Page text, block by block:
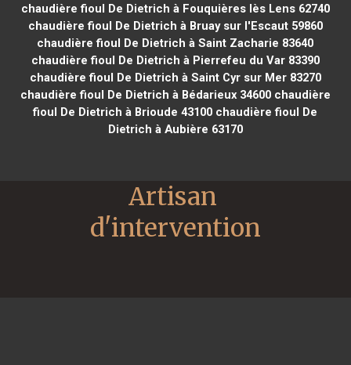
chaudière fioul De Dietrich à Fouquières lès Lens 62740
chaudière fioul De Dietrich à Bruay sur l'Escaut 59860
chaudière fioul De Dietrich à Saint Zacharie 83640
chaudière fioul De Dietrich à Pierrefeu du Var 83390
chaudière fioul De Dietrich à Saint Cyr sur Mer 83270
chaudière fioul De Dietrich à Bédarieux 34600chaudière
fioul De Dietrich à Brioude 43100 chaudière fioul De
Dietrich à Aubière 63170
Artisan
d'intervention